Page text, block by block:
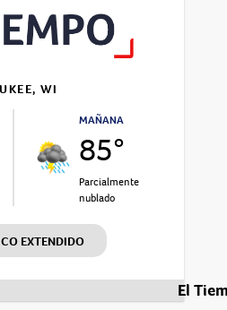
WI
MAÑANA
85°
Parcialmente
nublado
EXTENDIDO
El